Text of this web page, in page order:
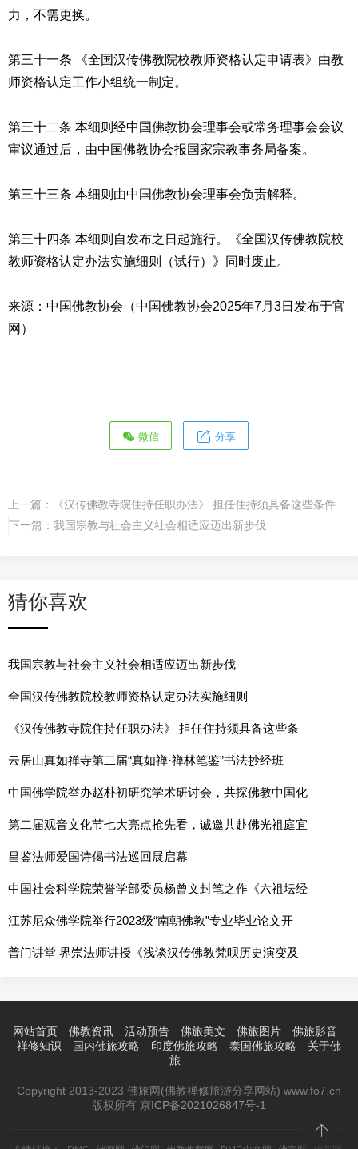
力，不需更换。
第三十一条 《全国汉传佛教院校教师资格认定申请表》由教
师资格认定工作小组统一制定。
第三十二条 本细则经中国佛教协会理事会或常务理事会会议
审议通过后，由中国佛教协会报国家宗教事务局备案。
第三十三条 本细则由中国佛教协会理事会负责解释。
第三十四条 本细则自发布之日起施行。《全国汉传佛教院校
教师资格认定办法实施细则（试行）》同时废止。
来源：中国佛教协会（中国佛教协会2025年7月3日发布于官
网）
微信 分享
上一篇：
《汉传佛教寺院住持任职办法》 担任住持须具备这些条件
下一篇： 我国宗教与社会主义社会相适应迈出新步伐
猜你喜欢
我国宗教与社会主义社会相适应迈出新步伐
全国汉传佛教院校教师资格认定办法实施细则
《汉传佛教寺院住持任职办法》 担任住持须具备这些条
云居山真如禅寺第二届“真如禅·禅林笔鉴”书法抄经班
中国佛学院举办赵朴初研究学术研讨会，共探佛教中国化
第二届观音文化节七大亮点抢先看，诚邀共赴佛光祖庭宜
昌鉴法师爱国诗偈书法巡回展启幕
中国社会科学院荣誉学部委员杨曾文封笔之作《六祖坛经
江苏尼众佛学院举行2023级“南朝佛教”专业毕业论文开
普门讲堂 界崇法师讲授《浅谈汉传佛教梵呗历史演变及
网站首页 佛教资讯 活动预告 佛旅美文 佛旅图片
佛旅影音
禅修知识
国内佛旅攻略 印度佛旅攻略 泰国佛旅攻略
关于佛
旅
Copyright 2013-2023 佛旅网(佛教禅修旅游分享网站) www.fo7.cn
版权所有 京ICP备2021026847号-1